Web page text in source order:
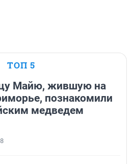
ТОП 5
Майю, жившую на
познакомили
медведем
8